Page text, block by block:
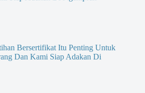
Bersertifikat Itu Penting Untuk
Dan Kami Siap Adakan Di